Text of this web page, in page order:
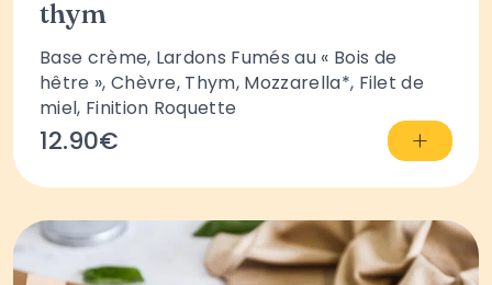
thym
Base crème, Lardons Fumés au « Bois de
hêtre », Chèvre, Thym, Mozzarella*, Filet de
miel, Finition Roquette
12.90€ +